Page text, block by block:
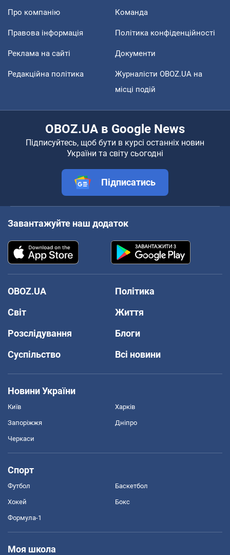
Про компанію Команда
Правова інформація Політика конфіденційності
Реклама на сайті Документи
Редакційна політика
Журналісти OBOZ.UA на
місці подій
OBOZ.UA в Google News
Підписуйтесь, щоб бути в курсі останніх новин
України та світу сьогодні
Підписатись
Завантажуйте наш додаток
OBOZ.UA
Політика
Світ
Життя
Розслідування
Блоги
Суспільство
Всі новини
Новини України
Київ Харків
Запоріжжя Дніпро
Черкаси
Спорт
Футбол Баскетбол
Хокей Бокс
Формула-1
Моя школа